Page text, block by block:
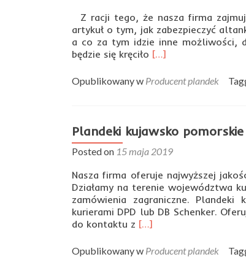
Z racji tego, że nasza firma
artykuł o tym, jak zabezpieczyć
a co za tym idzie inne możliwości,
będzie się kręciło Read
about
i
taras
na
?
[…]
Opublikowany w Producent plandek
Plandeki kujawsko pomorskie
Posted on 15 maja 2019
Nasza firma oferuje najwyższej
Działamy na terenie województwa
zamówienia zagraniczne.
kurierami DPD lub DB Schenker.
do kontaktu z Read
about
[…]
Opublikowany w Producent plandek